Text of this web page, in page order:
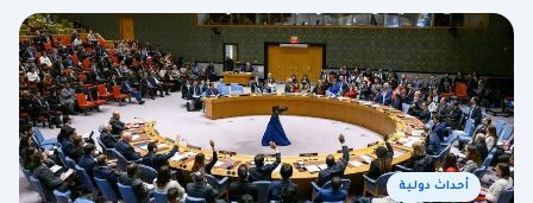
الجزائر الجالية المنتخب الوطني سياسة أحداث دولية